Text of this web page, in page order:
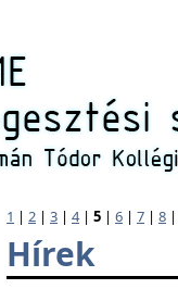
1 | 2 | 3 | 4| 5 | 6 | 7 | 8
Hírek